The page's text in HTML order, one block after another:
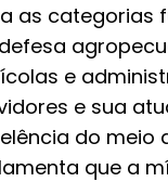
as categorias
e
e sua
do meio
lamenta que a